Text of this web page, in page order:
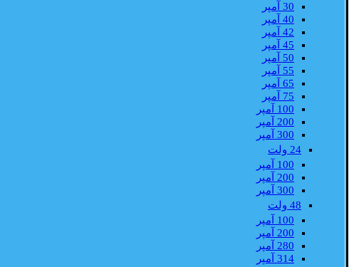
30 آمپر
40 آمپر
42 آمپر
45 آمپر
50 آمپر
55 آمپر
65 آمپر
75 آمپر
100 آمپر
200 آمپر
300 آمپر
24 ولت
100 آمپر
200 آمپر
300 آمپر
48 ولت
100 آمپر
200 آمپر
280 آمپر
314 آمپر